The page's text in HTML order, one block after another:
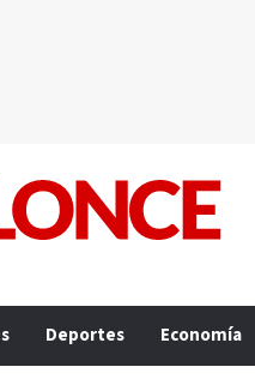
Deportes Economía